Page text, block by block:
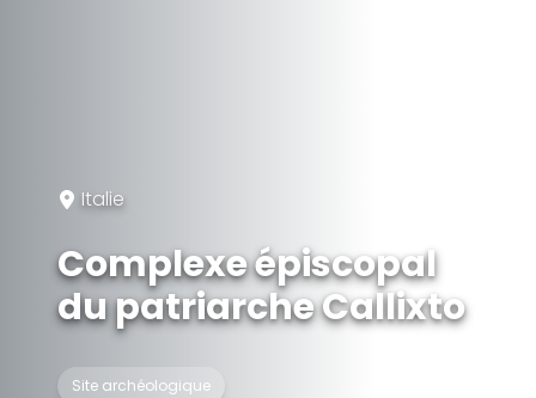
Italie
Complexe épiscopal
du patriarche Callixto
Site archéologique